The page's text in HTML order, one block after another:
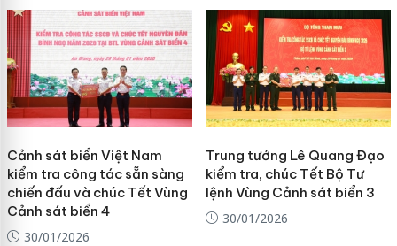
Cảnh sát biển Việt Nam
kiểm tra công tác sẵn sàng
chiến đấu và chúc Tết Vùng
Cảnh sát biển 4
30/01/2026
Trung tướng Lê Quang Đạo
kiểm tra, chúc Tết Bộ Tư
lệnh Vùng Cảnh sát biển 3
30/01/2026